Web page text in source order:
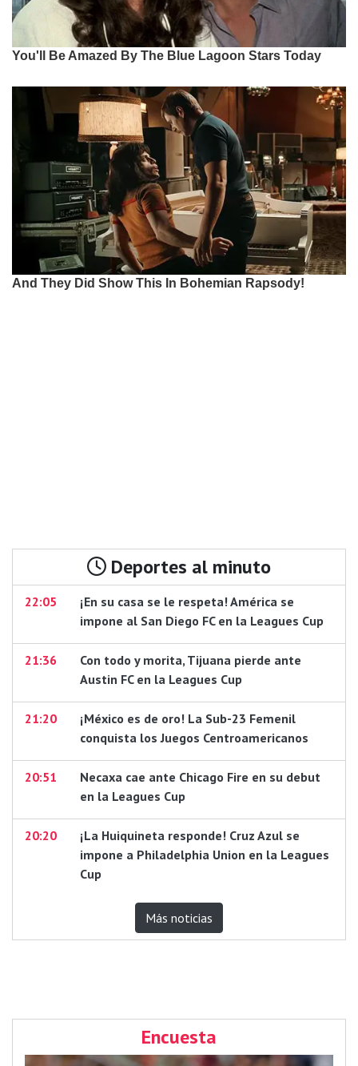
Deportes al minuto
22:05
¡En su casa se le respeta! América se
impone al San Diego FC en la Leagues Cup
21:36
Con todo y morita, Tijuana pierde ante
Austin FC en la Leagues Cup
21:20
¡México es de oro! La Sub-23 Femenil
conquista los Juegos Centroamericanos
20:51
Necaxa cae ante Chicago Fire en su debut
en la Leagues Cup
20:20
¡La Huiquineta responde! Cruz Azul se
impone a Philadelphia Union en la Leagues
Cup
Más noticias
Encuesta